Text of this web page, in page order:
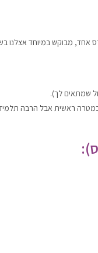
אחד, מבוקש במיוחד אצלנו
ראשית אבל הרבה